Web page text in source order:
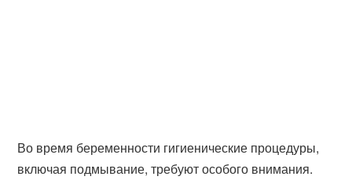
Во время беременности гигиенические процедуры,
включая подмывание, требуют особого внимания.